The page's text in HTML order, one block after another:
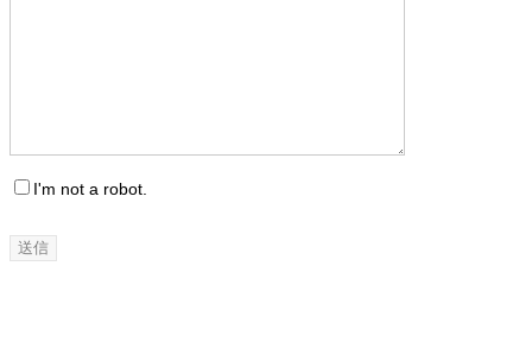
I'm not a robot.